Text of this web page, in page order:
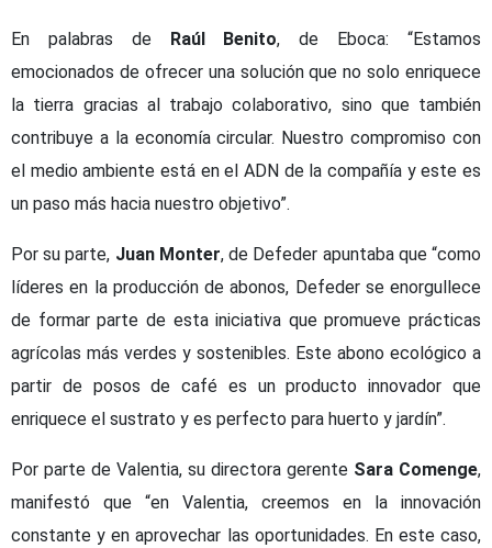
En palabras de Raúl Benito, de Eboca: “Estamos
emocionados de ofrecer una solución que no solo enriquece
la tierra gracias al trabajo colaborativo, sino que también
contribuye a la economía circular. Nuestro compromiso con
el medio ambiente está en el ADN de la compañía y este es
un paso más hacia nuestro objetivo”.
Por su parte, Juan Monter, de Defeder apuntaba que “como
líderes en la producción de abonos, Defeder se enorgullece
de formar parte de esta iniciativa que promueve prácticas
agrícolas más verdes y sostenibles. Este abono ecológico a
partir de posos de café es un producto innovador que
enriquece el sustrato y es perfecto para huerto y jardín”.
Por parte de Valentia, su directora gerente Sara Comenge,
manifestó que “en Valentia, creemos en la innovación
constante y en aprovechar las oportunidades. En este caso,